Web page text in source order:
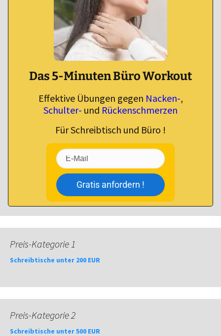
Das 5-Minuten Büro Workout
Effektive Übungen gegen Nacken-,
Schulter- und Rückenschmerzen
Für Schreibtisch und Büro !
Gratis anfordern !
Preis-Kategorie 1
Schreibtische unter 200 EUR
Preis-Kategorie 2
Schreibtische unter 500 EUR